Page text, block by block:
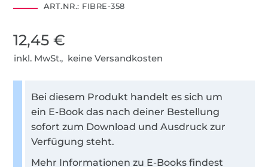
ART.NR.: FIBRE-358
12,45 €
inkl. MwSt., keine Versandkosten
Bei diesem Produkt handelt es sich um
ein E-Book das nach deiner Bestellung
sofort zum Download und Ausdruck zur
Verfügung steht.
Mehr Informationen zu E-Books findest